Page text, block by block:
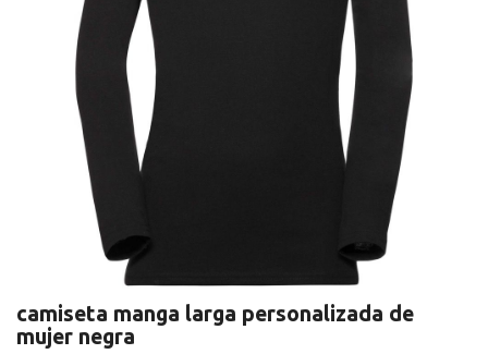
camiseta manga larga personalizada de
mujer negra